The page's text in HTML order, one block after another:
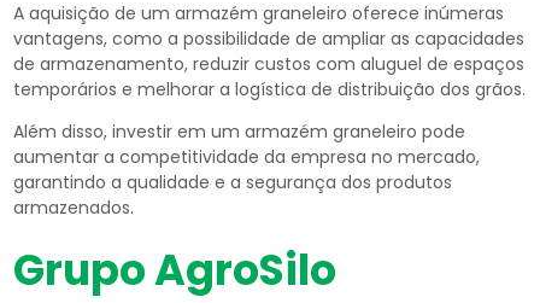
A aquisição de um armazém graneleiro oferece inúmeras
vantagens, como a possibilidade de ampliar as capacidades
de armazenamento, reduzir custos com aluguel de espaços
temporários e melhorar a logística de distribuição dos grãos.
Além disso, investir em um armazém graneleiro pode
aumentar a competitividade da empresa no mercado,
garantindo a qualidade e a segurança dos produtos
armazenados.
Grupo AgroSilo